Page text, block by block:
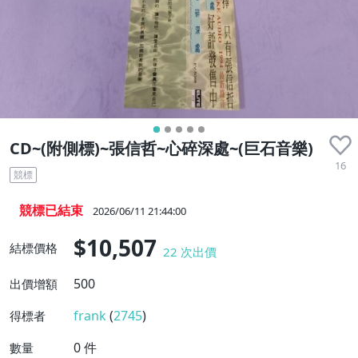
CD~(附側標)~張信哲~心碎深處~(巨石音樂)
16
競標
競標已結束 2026/06/11 21:44:00
結標價格 $10,507 22 次出價
出價增額
500
得標者 frank (2745)
數量 0件